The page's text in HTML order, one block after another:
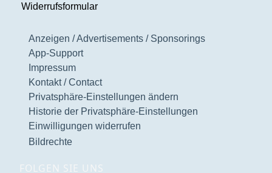
Widerrufsformular
Anzeigen / Advertisements / Sponsorings
App-Support
Impressum
Kontakt / Contact
Privatsphäre-Einstellungen ändern
Historie der Privatsphäre-Einstellungen
Einwilligungen widerrufen
Bildrechte
FOLGEN SIE UNS